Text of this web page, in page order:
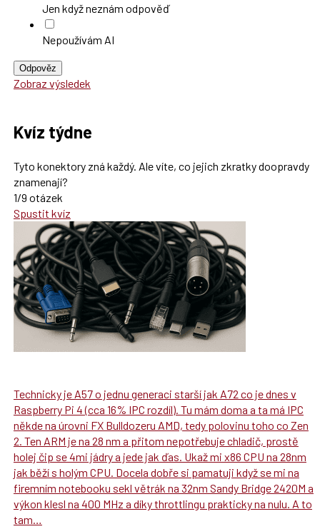
Jen když neznám odpověď
Nepoužívám AI
Odpověz
Zobraz výsledek
Kvíz týdne
Tyto konektory zná každý. Ale víte, co jejich zkratky doopravdy
znamenají?
1/9 otázek
Spustit kvíz
Technicky je A57 o jednu generaci starší jak A72 co je dnes v
Raspberry Pi 4 (cca 16% IPC rozdíl). Tu mám doma a ta má IPC
někde na úrovni FX Bulldozeru AMD, tedy polovinu toho co Zen
2. Ten ARM je na 28 nm a přitom nepotřebuje chladič, prostě
holej čip se 4mi jádry a jede jak ďas. Ukaž mi x86 CPU na 28nm
jak běží s holým CPU. Docela dobře si pamatuji když se mi na
firemním notebooku sekl větrák na 32nm Sandy Bridge 2420M a
výkon klesl na 400 MHz a díky throttlingu prakticky na nulu. A to
tam…